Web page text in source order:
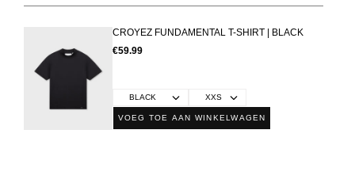
CROYEZ FUNDAMENTAL T-SHIRT | BLACK
€59.99
VOEG TOE AAN WINKELWAGEN